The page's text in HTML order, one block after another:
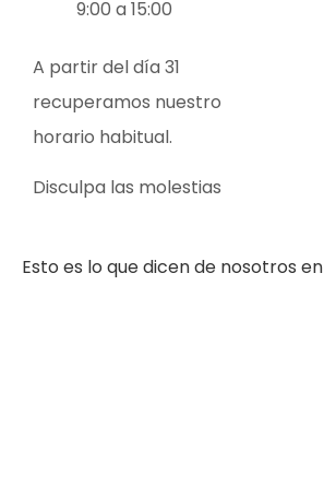
9:00 a 15:00
A partir del día 31
recuperamos nuestro
horario habitual.
Disculpa las molestias
Esto es lo que dicen de nosotros en